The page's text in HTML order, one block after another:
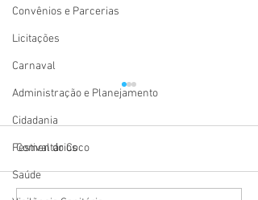
Convênios e Parcerias
Licitações
Carnaval
Administração e Planejamento
Cidadania
Festival do Coco
Saúde
Comentários